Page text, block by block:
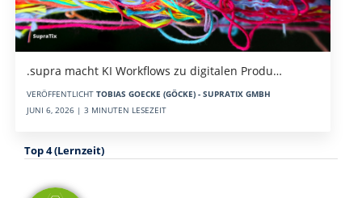
.supra macht KI Workflows zu digitalen Produ…
VERÖFFENTLICHT TOBIAS GOECKE (GÖCKE) - SUPRATIX GMBH
JUNI 6, 2026 | 3 MINUTEN LESEZEIT
Top 4 (Lernzeit)